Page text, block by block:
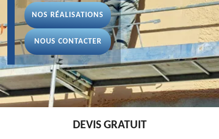
NOS RÉALISATIONS
NOUS CONTACTER
DEVIS GRATUIT